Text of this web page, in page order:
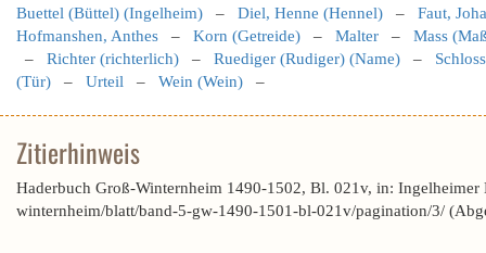
Buettel (Büttel) (Ingelheim) – Diel, Henne (Hennel) – Faut,
Hofmanshen, Anthes – Korn (Getreide) – Malter – Mass
– Richter (richterlich) – Ruediger (Rudiger) (Name) –
(Tür) – Urteil – Wein (Wein) –
Zitierhinweis
Haderbuch Groß-Winternheim 1490-1502, Bl. 021v, in:
winternheim/blatt/band-5-gw-1490-1501-bl-021v/pagination/3/